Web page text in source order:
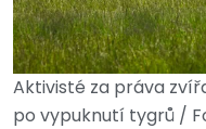
Aktivisté za práva
po vypuknutí tygrů /